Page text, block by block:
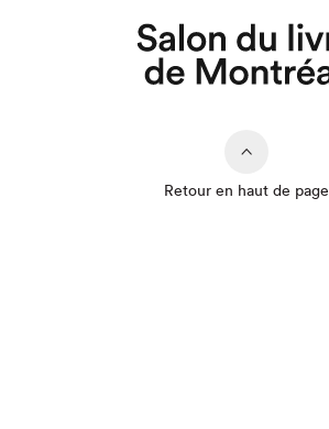
Retour en haut de page